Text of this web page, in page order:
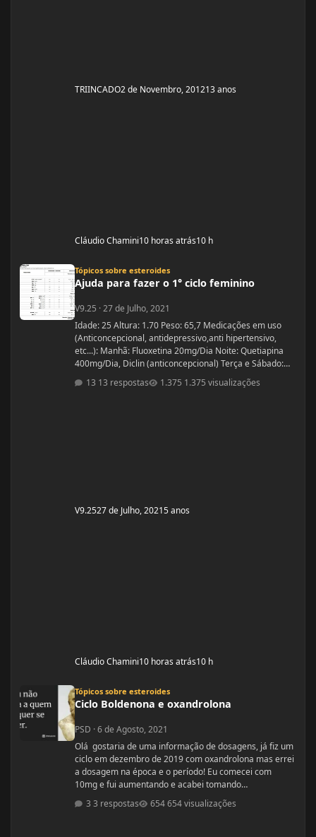
TRIINCADO2 de Novembro, 201213 anos
Cláudio Chamini10 horas atrás10 h
Tópicos sobre esteroides
Ajuda para fazer o 1° ciclo feminino
V9.25 ·27 de Julho, 2021
Idade: 25 Altura: 1.70 Peso: 65,7 Medicações em uso
(Anticoncepcional, antidepressivo,anti hipertensivo,
etc...): Manhã: Fluoxetina 20mg/Dia Noite: Quetiapina
400mg/Dia, Diclin (anticoncepcional) Terça e Sábado:
cirurgias: Frequentemente tenho hipoglicemia oque faz
13 respostas 1.375 visualizações
V9.2527 de Julho, 20215 anos
Cláudio Chamini10 horas atrás10 h
Tópicos sobre esteroides
Ciclo Boldenona e oxandrolona
PSD ·6 de Agosto, 2021
Olá gostaria de uma informação de dosagens, já fiz um
ciclo em dezembro de 2019 com oxandrolona mas errei
a dosagem na época e o período! Eu comecei com
10mg e fui aumentando e acabei tomando
60mg porque entendi errado foram 4 semanas tive
ganhos de 5 quilos. Eu já treinava na época a 4 anos já
3 respostas 654 visualizações